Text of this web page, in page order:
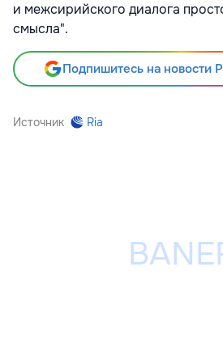
и межсирийского диалога
смысла".
Подпишитесь на новости
Источник Ria